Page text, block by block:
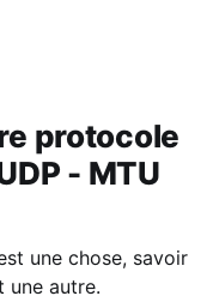
protocole
- MTU
une chose, savoir
une autre.